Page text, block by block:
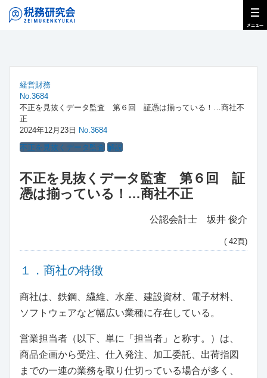
経営財務
No.3684
不正を見抜くデータ監査 第６回 証憑は揃っている！…商社不
正
2024年12月23日 No.3684
不正を見抜くデータ監査 解説
不正を見抜くデータ監査 第６回 証
憑は揃っている！…商社不正
公認会計士 坂井 俊介
( 42頁)
１．商社の特徴
商社は、鉄鋼、繊維、水産、建設資材、電子材料、
ソフトウェアなど幅広い業種に存在している。
営業担当者（以下、単に「担当者」と称す。）は、
商品企画から受注、仕入発注、加工委託、出荷指図
までの一連の業務を取り仕切っている場合が多く、